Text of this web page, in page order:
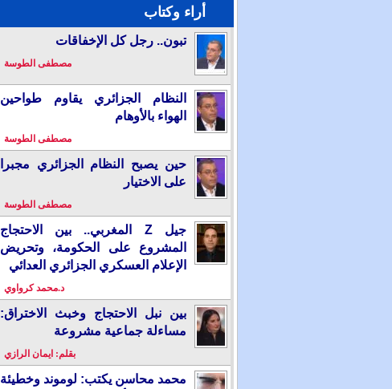
أراء وكتاب
تبون.. رجل كل الإخفاقات
مصطفى الطوسة
النظام الجزائري يقاوم طواحين
الهواء بالأوهام
مصطفى الطوسة
حين يصبح النظام الجزائري مجبرا
على الاختيار
مصطفى الطوسة
جيل Z المغربي.. بين الاحتجاج
المشروع على الحكومة، وتحريض
الإعلام العسكري الجزائري العدائي
د.محمد كرواوي
بين نبل الاحتجاج وخبث الاختراق:
مساءلة جماعية مشروعة
بقلم: ايمان الرازي
محمد محاسن يكتب: لوموند وخطيئة